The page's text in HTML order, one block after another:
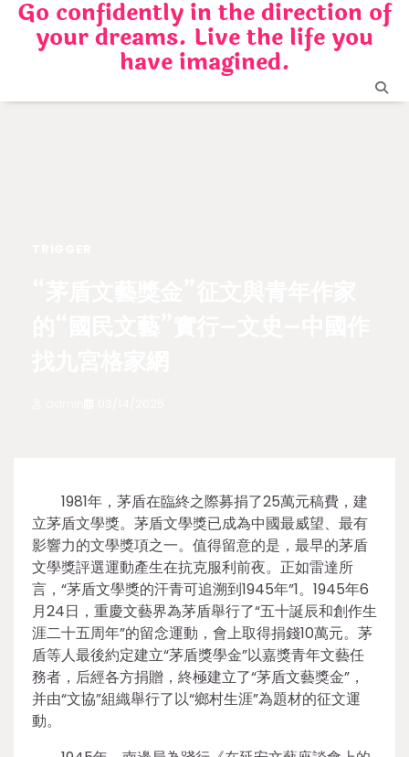
Skip
content
Go confidently in the direction of
your dreams. Live the life you
have imagined.
1981年，茅盾在臨終之際募捐了25萬元稿費，建
立茅盾文學獎。茅盾文學獎已成為中國最威望、最有
影響力的文學獎項之一。值得留意的是，最早的茅盾
文學獎評選運動產生在抗克服利前夜。正如雷達所
言，“茅盾文學獎的汗青可追溯到1945年”1。1945年6
月24日，重慶文藝界為茅盾舉行了“五十誕辰和創作生
涯二十五周年”的留念運動，會上取得捐錢10萬元。茅
盾等人最後約定建立“茅盾獎學金”以嘉獎青年文藝任
務者，后經各方捐贈，終極建立了“茅盾文藝獎金”，
并由“文協”組織舉行了以“鄉村生涯”為題材的征文運
動。